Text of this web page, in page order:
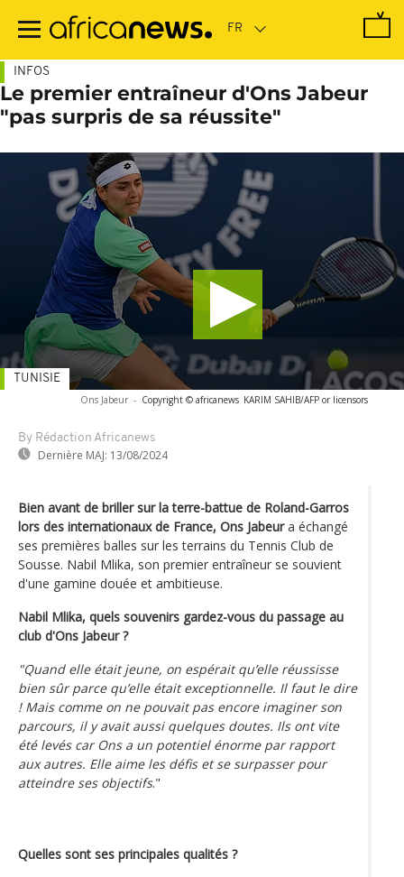
contenu
INFOS
Le premier entraîneur d'Ons Jabeur
"pas surpris de sa réussite"
Ons Jabeur - Copyright © africanews KARIM SAHIB/AFP or licensors
By Rédaction Africanews
Dernière MAJ: 13/08/2024
TUNISIE
Bien avant de briller sur la terre-battue de Roland-Garros
lors des internationaux de France, Ons Jabeura échangé
ses premières balles sur les terrains du Tennis Club de
Sousse. Nabil Mlika, son premier entraîneur se souvient
d'une gamine douée et ambitieuse.
Nabil Mlika, quels souvenirs gardez-vous du passage au
club d'Ons Jabeur ?
"Quand elle était jeune, on espérait qu’elle réussisse
bien sûr parce qu’elle était exceptionnelle. Il faut le dire
! Mais comme on ne pouvait pas encore imaginer son
parcours, il y avait aussi quelques doutes. Ils ont vite
été levés car Ons a un potentiel énorme par rapport
aux autres. Elle aime les défis et se surpasser pour
atteindre ses objectifs."
Quelles sont ses principales qualités ?